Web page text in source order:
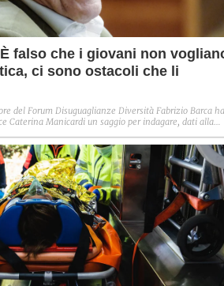
falso che i giovani non
ci sono ostacoli che li
del Forum Disuguaglianze Diversità Fabrizio Barca ha
Caterina Manicardi un saggio per indagare, dati alla
i risultati della loro ricerca